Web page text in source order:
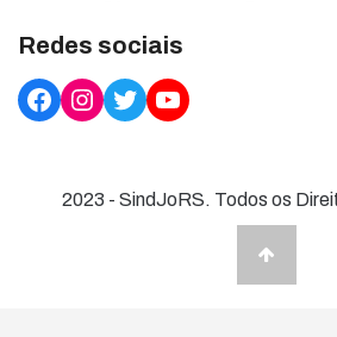
Redes sociais
Facebook
Instagram
TwitterYouTube
2023 - SindJoRS. Todos os